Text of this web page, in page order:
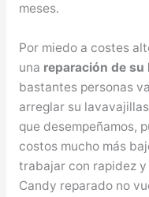
meses.
Por miedo a costes
una reparación de su
bastantes personas
arreglar su
que desempeñamos,
costos mucho más
trabajar con rapidez
Candy reparado no